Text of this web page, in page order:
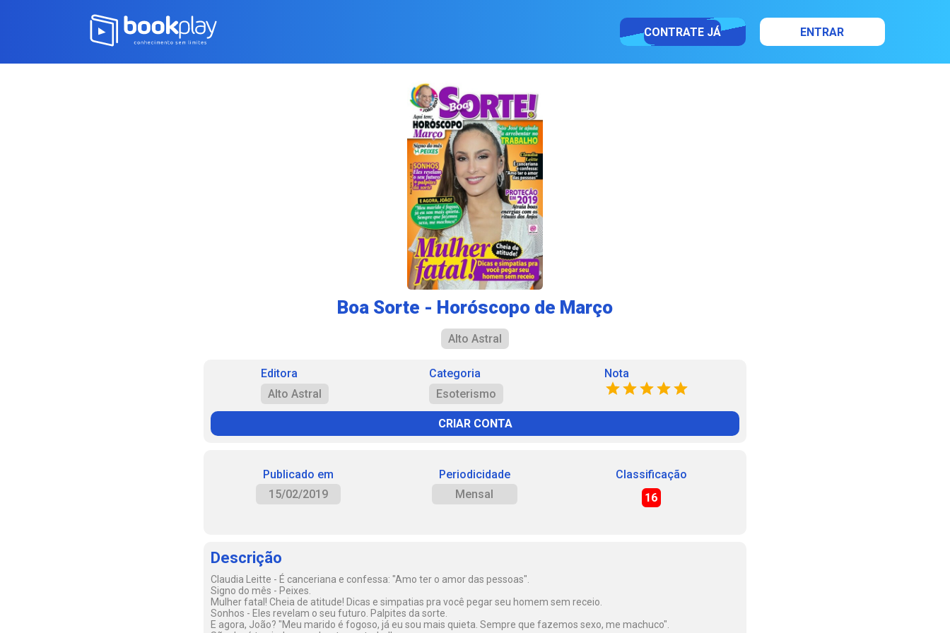
CONTRATE JÁ ENTRAR
Boa Sorte - Horóscopo de Março
Alto Astral
Editora
Alto Astral
Categoria
Esoterismo
Nota
CRIAR CONTA
Publicado em
15/02/2019
Periodicidade
Mensal
Classificação
16
Descrição
Claudia Leitte - É canceriana e confessa: "Amo ter o amor das pessoas".
Signo do mês - Peixes.
Mulher fatal! Cheia de atitude! Dicas e simpatias pra você pegar seu homem sem receio.
Sonhos - Eles revelam o seu futuro. Palpites da sorte.
E agora, João? "Meu marido é fogoso, já eu sou mais quieta. Sempre que fazemos sexo, me machuco".